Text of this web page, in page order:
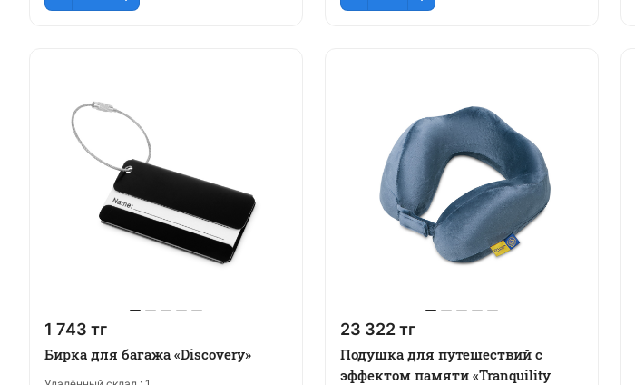
1 743 тг
Бирка для багажа «Discovery»
23 322 тг
Подушка для путешествий с
эффектом памяти «Tranquility